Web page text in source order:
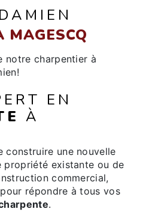
MAGESCQ
notre charpentier à
EN
À
construire une nouvelle
propriété existante ou de
commercial,
répondre à tous vos
.